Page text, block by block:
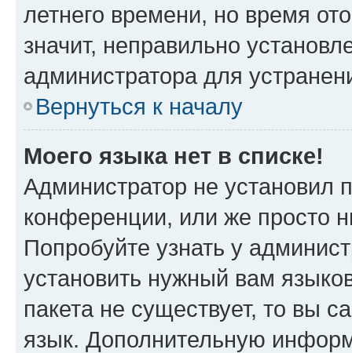
летнего времени, но время
значит, неправильно
администратора для
Вернуться к началу
Моего языка нет в списке!
Администратор не установил
конференции, или же просто
Попробуйте узнать у
установить нужный вам
пакета не существует, то вы
язык. Дополнительную